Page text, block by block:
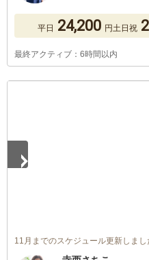
平日 24,200 円土日祝
最終アクティブ：6時間以内
11月までのスケジュール更新しま